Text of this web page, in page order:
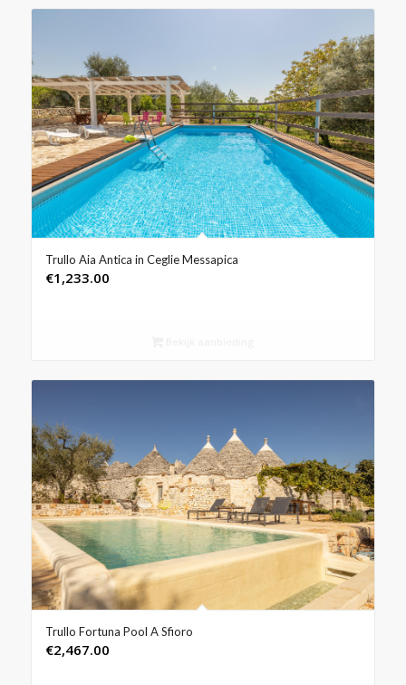
Trullo Aia Antica in Ceglie Messapica
€1,233.00
Trullo Fortuna Pool A Sfioro
€2,467.00